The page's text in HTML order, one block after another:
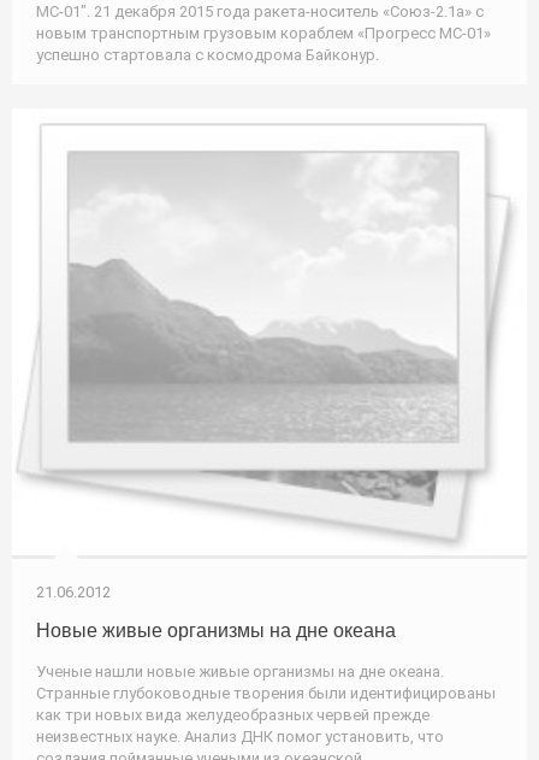
МС-01". 21 декабря 2015 года ракета-носитель «Союз-2.1а» с
новым транспортным грузовым кораблем «Прогресс МС-01»
успешно стартовала с космодрома Байконур.
21.06.2012
Новые живые организмы на дне океана
Ученые нашли новые живые организмы на дне океана.
Странные глубоководные творения были идентифицированы
как три новых вида желудеобразных червей прежде
неизвестных науке. Анализ ДНК помог установить, что